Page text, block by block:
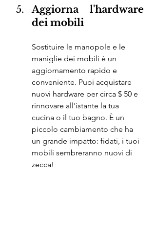
Aggiorna l'hardware
dei mobili
Sostituire le manopole e le
maniglie dei mobili è un
aggiornamento rapido e
conveniente. Puoi acquistare
nuovi hardware per circa $ 50 e
rinnovare all'istante la tua
cucina o il tuo bagno. È un
piccolo cambiamento che ha
un grande impatto: fidati, i tuoi
mobili sembreranno nuovi di
zecca!